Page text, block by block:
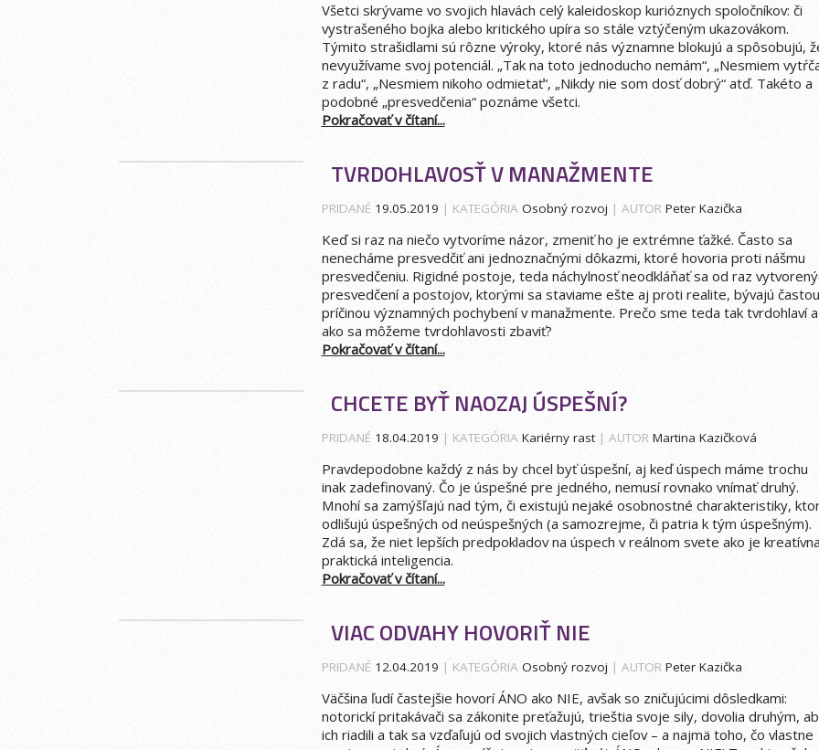
Všetci skrývame vo svojich hlavách celý kaleidoskop kurióznych spoločníkov: či
vystrašeného bojka alebo kritického upíra so stále vztýčeným ukazovákom.
Týmito strašidlami sú rôzne výroky, ktoré nás významne blokujú a spôsobujú,
nevyužívame svoj potenciál. „Tak na toto jednoducho nemám“, „Nesmiem
z radu“, „Nesmiem nikoho odmietať“, „Nikdy nie som dosť dobrý“ atď. Takéto a
podobné „presvedčenia“ poznáme všetci.
Pokračovať v čítaní...
TVRDOHLAVOSŤ V MANAŽMENTE
PRIDANÉ 19.05.2019 | KATEGÓRIA Osobný rozvoj | AUTOR Peter Kazička
Keď si raz na niečo vytvoríme názor, zmeniť ho je extrémne ťažké. Často sa
nenecháme presvedčiť ani jednoznačnými dôkazmi, ktoré hovoria proti nášmu
presvedčeniu. Rigidné postoje, teda náchylnosť neodkláňať sa od raz
presvedčení a postojov, ktorými sa staviame ešte aj proti realite, bývajú častou
príčinou významných pochybení v manažmente. Prečo sme teda tak tvrdohlaví a
ako sa môžeme tvrdohlavosti zbaviť?
Pokračovať v čítaní...
CHCETE BYŤ NAOZAJ ÚSPEŠNÍ?
PRIDANÉ 18.04.2019 | KATEGÓRIA Kariérny rast | AUTOR Martina Kazičková
Pravdepodobne každý z nás by chcel byť úspešní, aj keď úspech máme trochu
inak zadefinovaný. Čo je úspešné pre jedného, nemusí rovnako vnímať druhý.
Mnohí sa zamýšľajú nad tým, či existujú nejaké osobnostné charakteristiky,
odlišujú úspešných od neúspešných (a samozrejme, či patria k tým úspešným).
Zdá sa, že niet lepších predpokladov na úspech v reálnom svete ako je
praktická inteligencia.
Pokračovať v čítaní...
VIAC ODVAHY HOVORIŤ NIE
PRIDANÉ 12.04.2019 | KATEGÓRIA Osobný rozvoj | AUTOR Peter Kazička
Väčšina ľudí častejšie hovorí ÁNO ako NIE, avšak so zničujúcimi dôsledkami:
notorickí pritakávači sa zákonite preťažujú, trieštia svoje sily, dovolia druhým,
ich riadili a tak sa vzďaľujú od svojich vlastných cieľov – a najmä toho, čo vlastne